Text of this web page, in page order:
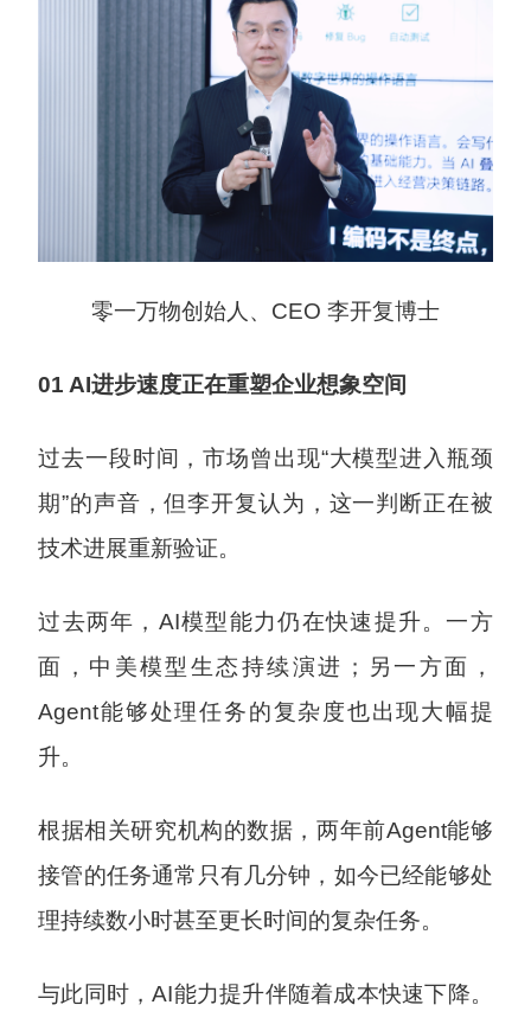
零一万物创始人、CEO 李开复博士
01 AI进步速度正在重塑企业想象空间
过去一段时间，市场曾出现“大模型进入瓶颈
期”的声音，但李开复认为，这一判断正在被
技术进展重新验证。
过去两年，AI模型能力仍在快速提升。一方
面，中美模型生态持续演进；另一方面，
Agent能够处理任务的复杂度也出现大幅提
升。
根据相关研究机构的数据，两年前Agent能够
接管的任务通常只有几分钟，如今已经能够处
理持续数小时甚至更长时间的复杂任务。
与此同时，AI能力提升伴随着成本快速下降。